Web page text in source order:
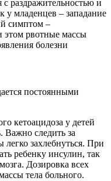
с раздражительностью и
у младенцев – западание
симптом –
рвотные массы
болезни
постоянными
кетоацидоза у детей
Важно следить за
захлебнуться. При
ребенку инсулин, так
Дозировка всех
тела больного.